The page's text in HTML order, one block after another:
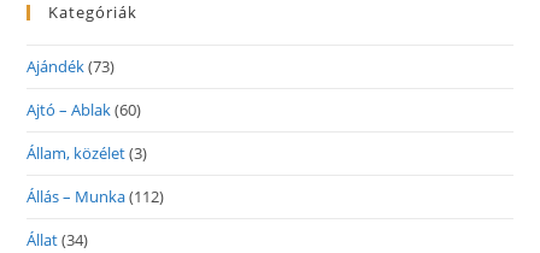
Kategóriák
Ajándék(73)
Ajtó – Ablak(60)
Állam, közélet(3)
Állás – Munka(112)
Állat(34)